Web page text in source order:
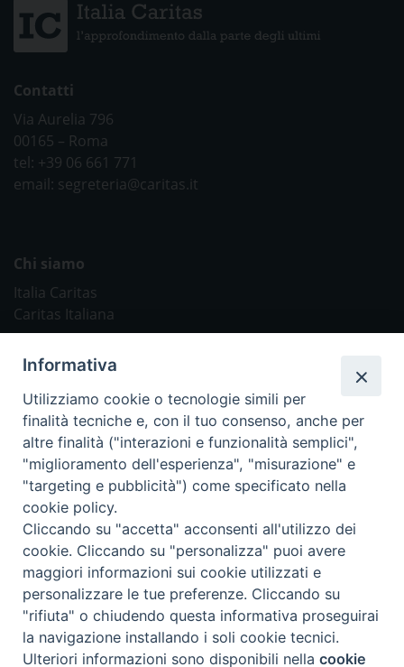
Contatti
Via Aurelia 796
00165 – Roma
tel: +39 06 661 771
email: segreteria@caritas.it
Chi siamo
Italia Caritas
Caritas Italiana
Caritas Internationalis
TV 2000
Inblu 2000
Avvenire
Sir
Scarp de’ Tenis
Newsletter
ISCRIVITI ALLA NEWSLETTER
Informativa
Utilizziamo cookie o tecnologie simili per
finalità tecniche e, con il tuo consenso, anche per
altre finalità ("interazioni e funzionalità semplici",
"miglioramento dell'esperienza", "misurazione" e
"targeting e pubblicità") come specificato nella
cookie policy.
Cliccando su "accetta" acconsenti all'utilizzo dei
cookie. Cliccando su "personalizza" puoi avere
maggiori informazioni sui cookie utilizzati e
personalizzare le tue preferenze. Cliccando su
"rifiuta" o chiudendo questa informativa proseguirai
la navigazione installando i soli cookie tecnici.
Ulteriori informazioni sono disponibili nellacookie